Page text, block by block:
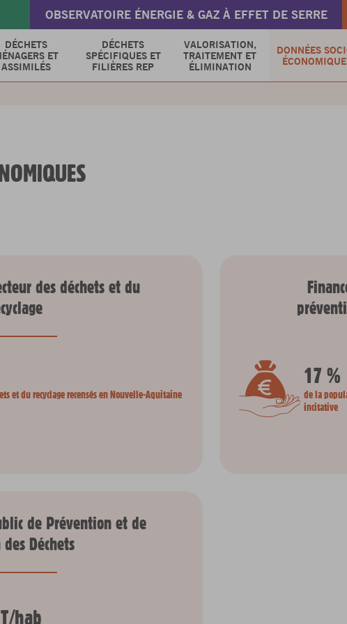
OBSERVATOIRE ÉNERGIE & GAZ À EFFET DE SERRE
DÉCHETS
ET
ASSIMILÉS
DÉCHETS
SPÉCIFIQUES ET
FILIÈRES REP
VALORISATION,
TRAITEMENT ET
ÉLIMINATION
DONNÉES
des déchets et du
et du recyclage recensés en Nouvelle-Aquitaine
17 %
de la
incitative
de Prévention et de
Déchets
hab